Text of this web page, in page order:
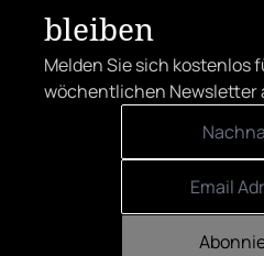
bleiben
Melden Sie sich kostenlos
wöchentlichen Newsletter